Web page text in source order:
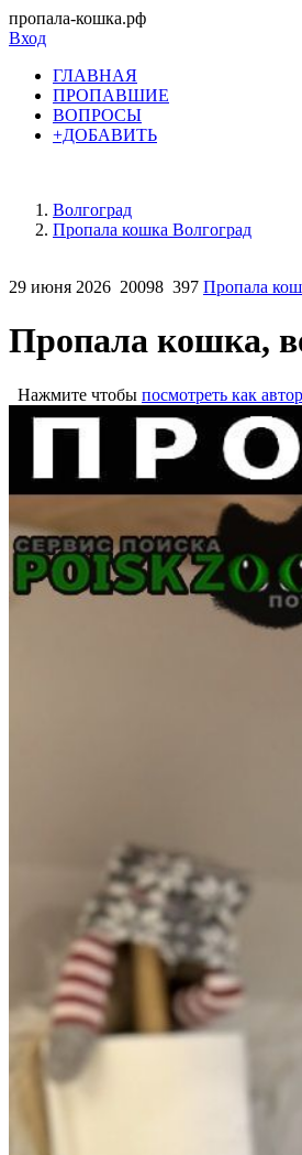
пропала-кошка.рф
Вход
ГЛАВНАЯ
ПРОПАВШИЕ
ВОПРОСЫ
+ДОБАВИТЬ
Волгоград
Пропала кошка Волгоград
29 июня 2026 20098 397 Пропала
Пропала кошка,
Нажмите чтобы посмотреть как автор